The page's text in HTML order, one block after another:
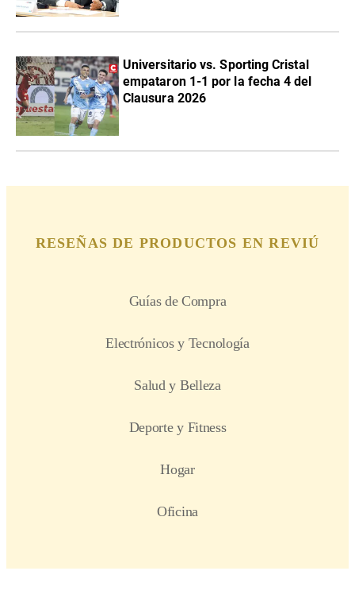
Universitario vs. Sporting Cristal
empataron 1-1 por la fecha 4 del
Clausura 2026